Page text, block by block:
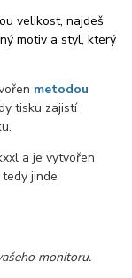
velikost, najdeš
motiv a styl, který
metodou
tisku zajistí
a je vytvořen
jinde
monitoru.